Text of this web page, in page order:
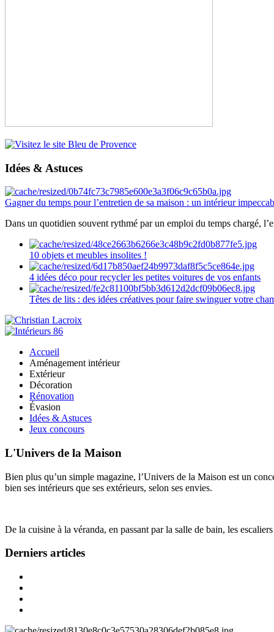
Idées & Astuces
Gagner du temps pour l’entretien de sa maison : un intérieur
Dans un quotidien souvent rythmé par un emploi du temps chargé,
10 objets et meubles insolites !
4 idées déco pour recycler les petites voitures de vos enfants
Têtes de lits : des idées créatives pour faire swinguer votre
Accueil
Aménagement intérieur
Extérieur
Décoration
Rénovation
Évasion
Idées & Astuces
Jeux concours
L'Univers de la Maison
Bien plus qu’un simple magazine, l’Univers de la Maison est un
bien ses intérieurs que ses extérieurs, selon ses envies.
De la cuisine à la véranda, en passant par la salle de bain, les
Derniers articles